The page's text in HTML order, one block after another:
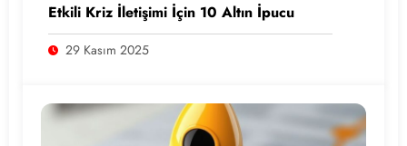
Etkili Kriz İletişimi İçin 10 Altın İpucu
29 Kasım 2025